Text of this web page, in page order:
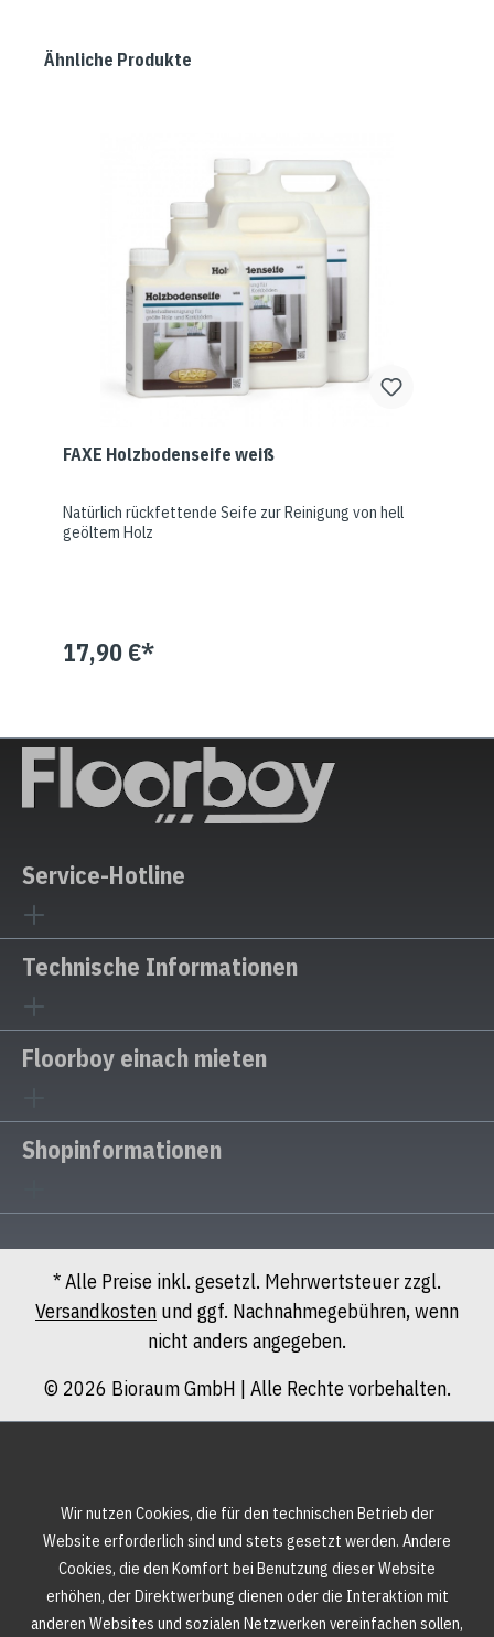
Ähnliche Produkte
FAXE Holzbodenseife weiß
Natürlich rückfettende Seife zur Reinigung von hell
geöltem Holz
17,90 €*
Service-Hotline
Technische Informationen
Floorboy einach mieten
Shopinformationen
* Alle Preise inkl. gesetzl. Mehrwertsteuer zzgl.
Versandkosten und ggf. Nachnahmegebühren, wenn
nicht anders angegeben.
© 2026 Bioraum GmbH | Alle Rechte vorbehalten.
Wir nutzen Cookies, die für den technischen Betrieb der
Website erforderlich sind und stets gesetzt werden. Andere
Cookies, die den Komfort bei Benutzung dieser Website
erhöhen, der Direktwerbung dienen oder die Interaktion mit
anderen Websites und sozialen Netzwerken vereinfachen sollen,